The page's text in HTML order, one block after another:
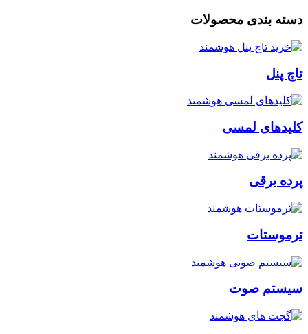
دسته بندی محصولات
تاچ پنل
کلیدهای لمسی
پرده برقی
ترموستات
سیستم صوت